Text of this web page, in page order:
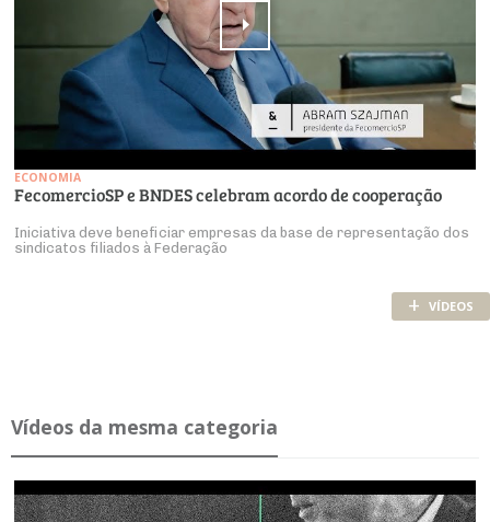
ECONOMIA
FecomercioSP e BNDES celebram acordo de cooperação
Iniciativa deve beneficiar empresas da base de representação dos
sindicatos filiados à Federação
+ VÍDEOS
Ví­deos da mesma ca­te­goria